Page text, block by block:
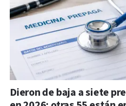
Dieron de baja a siete